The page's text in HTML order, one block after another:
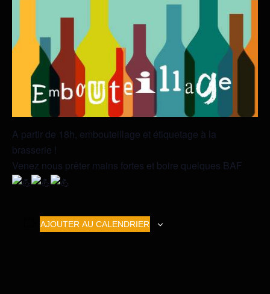
A partir de 18h, embouteillage et étiquetage à la
brasserie !
Venez nous prêter mains fortes et boire quelques BAF
AJOUTER AU CALENDRIER